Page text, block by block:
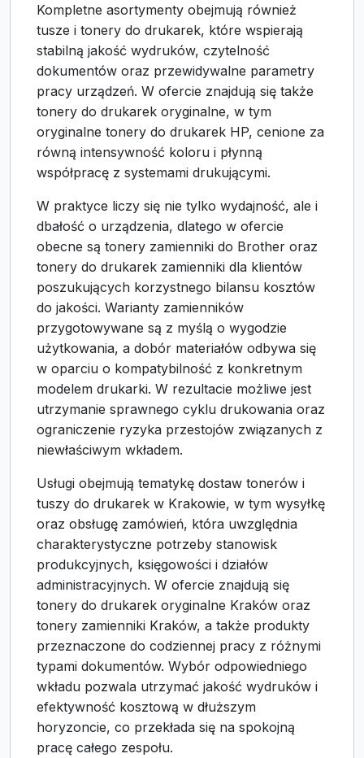
Kompletne asortymenty obejmują również
tusze i tonery do drukarek, które wspierają
stabilną jakość wydruków, czytelność
dokumentów oraz przewidywalne parametry
pracy urządzeń. W ofercie znajdują się także
tonery do drukarek oryginalne, w tym
oryginalne tonery do drukarek HP, cenione za
równą intensywność koloru i płynną
współpracę z systemami drukującymi.
W praktyce liczy się nie tylko wydajność, ale i
dbałość o urządzenia, dlatego w ofercie
obecne są tonery zamienniki do Brother oraz
tonery do drukarek zamienniki dla klientów
poszukujących korzystnego bilansu kosztów
do jakości. Warianty zamienników
przygotowywane są z myślą o wygodzie
użytkowania, a dobór materiałów odbywa się
w oparciu o kompatybilność z konkretnym
modelem drukarki. W rezultacie możliwe jest
utrzymanie sprawnego cyklu drukowania oraz
ograniczenie ryzyka przestojów związanych z
niewłaściwym wkładem.
Usługi obejmują tematykę dostaw tonerów i
tuszy do drukarek w Krakowie, w tym wysyłkę
oraz obsługę zamówień, która uwzględnia
charakterystyczne potrzeby stanowisk
produkcyjnych, księgowości i działów
administracyjnych. W ofercie znajdują się
tonery do drukarek oryginalne Kraków oraz
tonery zamienniki Kraków, a także produkty
przeznaczone do codziennej pracy z różnymi
typami dokumentów. Wybór odpowiedniego
wkładu pozwala utrzymać jakość wydruków i
efektywność kosztową w dłuższym
horyzoncie, co przekłada się na spokojną
pracę całego zespołu.